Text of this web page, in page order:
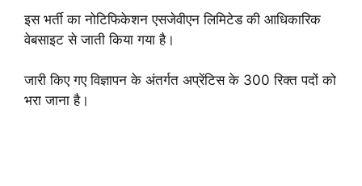
इस भर्ती का नोटिफिकेशन एसजेवीएन लिमिटेड की आधिकारिक
वेबसाइट से जाती किया गया है।
जारी किए गए विज्ञापन के अंतर्गत अप्रेंटिस के 300 रिक्त पदों को
भरा जाना है।